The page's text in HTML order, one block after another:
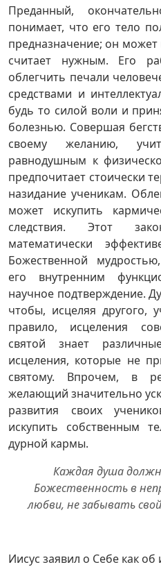
Преданный,
понимает, что его тело
предназначение; он может
считает нужным. Его
облегчить печали
средствами и
будь то силой воли и
болезнью. Совершая
своему желанию,
равнодушным к
предпочитает стоически
назидание ученикам.
может искупить
следствия. Этот
математически
Божественной
его внутренним
научное подтверждение.
чтобы, исцеляя другого,
правило, исцеления
святой знает
исцеления, которые не
святому. Впрочем, в
желающий значительно
развития своих
искупить собственным
дурной кармы.
Каждая душа
Божественность в
любви, не забывать
Иисус заявил о Себе как об